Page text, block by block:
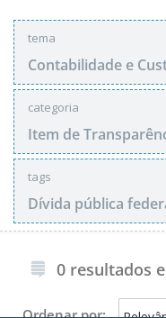
tema
Contabilidade e
categoria
Item de
tags
Dívida pública
0 resultados
Ordenar por: